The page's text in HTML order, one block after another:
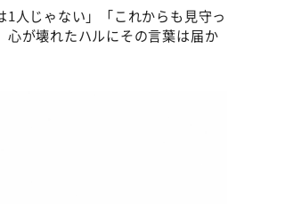
人じゃない」「これからも見守っ
が壊れたハルにその言葉は届か